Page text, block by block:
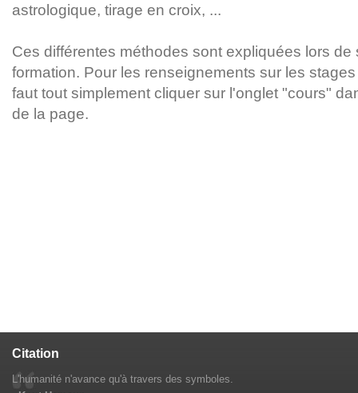
astrologique, tirage en croix, ...
Ces différentes méthodes sont expliquées lors de
formation. Pour les renseignements sur les
faut tout simplement cliquer sur l'onglet "cours"
de la page.
Citation
L'humanité n'avance qu'à travers des symboles.